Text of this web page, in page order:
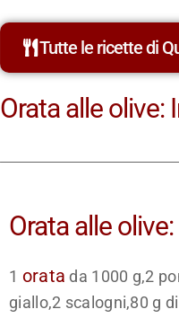
Tutte le ricette di
Orata alle
Orata alle
1 orata da 1000 g,2
giallo,2 scalogni,80 g